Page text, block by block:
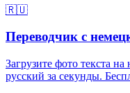
🇷🇺
Переводчик с
Загрузите фото текста
русский за секунды.